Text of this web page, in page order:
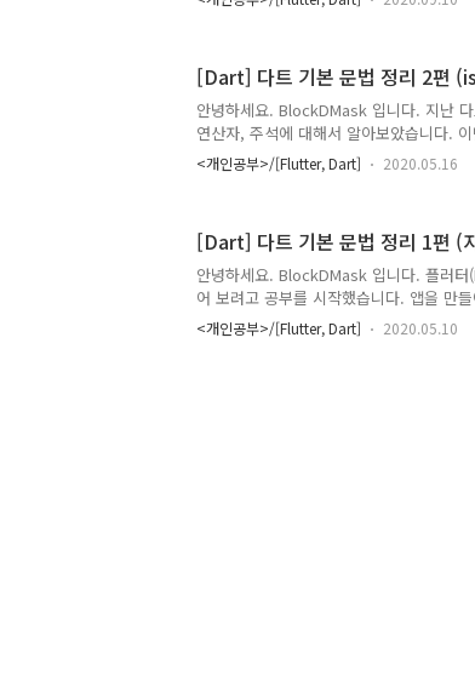
니다. PATH 이런거 몰라도 됩니다. 최대
라이센스 획득 6. 플러터 앱 실행 1. 안드
스튜디오 공식 홈페이지 [https://
드로이드 스튜디오를 다운받아서 설치..
[Dart] 다트 기본 문법 정리 2편
안녕하세요. BlockDMask 입니다. 지난
연산자, 주석에 대해서 알아보았습니다.
is 키워드, 자료형을 변환하는 형변환 키
(Dart 기본문법 1편 바로가기) 그럼 다트
키워드 : 같은 타입이면 true를 반환하고
드 : 같은 타입이면 false를 반환하고 다
드 기본 사용법 voi..
<개인공부>/[Flutter, Dart] 2020.05.16
[Dart] 다트 기본 문법 정리 1편 (
안녕하세요. BlockDMask 입니다. 플러
어 보려고 공부를 시작했습니다. 앱을 만
습니다. 학창 시절에 자바에 대한 안좋은
어 계속 미루고 있었는데, 시대가 좋아져
맨". 서론이 길었지만, 그래서 오늘은 다
해보려 합니다. 1. 정말 기본 문장의 끝에
<개인공부>/[Flutter, Dart] 2020.05.10